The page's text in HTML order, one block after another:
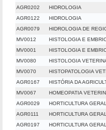
AGR0202
HIDROLOGIA
AGR0122
HIDROLOGIA
AGR0079
HIDROLOGIA DE
MV0012
HISTOLOGIA E
MV0001
HISTOLOGIA E
MV0080
HISTOLOGIA
MV0070
HISTOPATOLOGIA
AGR0167
HISTÓRIA DA
MV0067
HOMEOPATIA
AGR0029
HORTICULTURA
AGR0111
HORTICULTURA
AGR0197
HORTICULTURA